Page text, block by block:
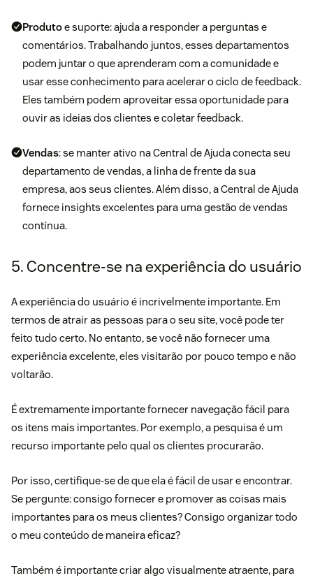
Produtoe suporte: ajuda a responder a perguntas e
comentários. Trabalhando juntos, esses departamentos
podem juntar o que aprenderam com a comunidade e
usar esse conhecimento para acelerar o ciclo de feedback.
Eles também podem aproveitar essa oportunidade para
ouvir as ideias dos clientes e coletar feedback.
Vendas: se manter ativo na Central de Ajuda conecta seu
departamento de vendas, a linha de frente da sua
empresa, aos seus clientes. Além disso, a Central de Ajuda
fornece insights excelentes para umagestão de vendas
contínua.
5. Concentre-se na experiência do usuário
A experiência do usuário é incrivelmente importante. Em
termos de atrair as pessoas para o seu site, você pode ter
feito tudo certo. No entanto, se você não fornecer uma
experiência excelente, eles visitarão por pouco tempo e não
voltarão.
É extremamente importante fornecer navegação fácil para
os itens mais importantes. Por exemplo, a pesquisa é um
recurso importante pelo qual os clientes procurarão.
Por isso, certifique-se de que ela é fácil de usar e encontrar.
Se pergunte: consigo fornecer e promover as coisas mais
importantes para os meus clientes? Consigo organizar todo
o meu conteúdo de maneira eficaz?
Também é importante criar algo visualmente atraente, para